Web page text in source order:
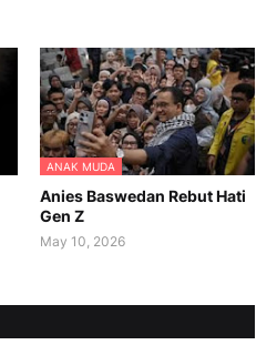
ANAK MUDA
Anies Baswedan Rebut Hati
Gen Z
May 10, 2026